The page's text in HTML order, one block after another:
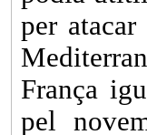
per
França
pel